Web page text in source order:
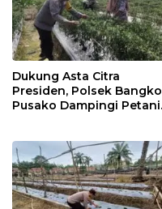
Dukung Asta Citra
Presiden, Polsek Bangko
Pusako Dampingi Petani